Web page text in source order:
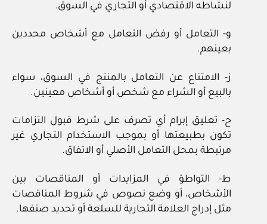
لنشاطه الاقتصادي أو التجاري في السوق.
و- التعامل أو رفض التعامل مع أشخاص محددين
بعينهم.
ز- الامتناع عن التعامل بالمنتج في السوق، سواء
بالبيع أو الشراء مع شخص أو أشخاص معينين.
ح- تعليق إبرام أي تصرف على شرط قبول التزامات
تكون بطبيعتها أو بموجب الاستخدام التجاري غير
مرتبطة بمحل التعامل الأصلي أو الاتفاق.
ط- التواطؤ في المزايدات أو المناقصات بين
الأشخاص، أو وضع نصوص في شروط المناقصات
مثل إدراج العلامة التجارية للسلعة أو تحديد صنفها.